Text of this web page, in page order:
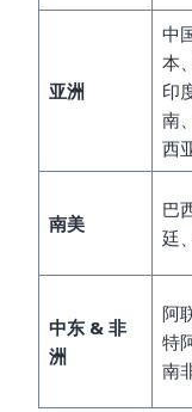
亚洲
中
本
印
南
西
南美
巴
廷
中东 & 非
洲
阿
特
南